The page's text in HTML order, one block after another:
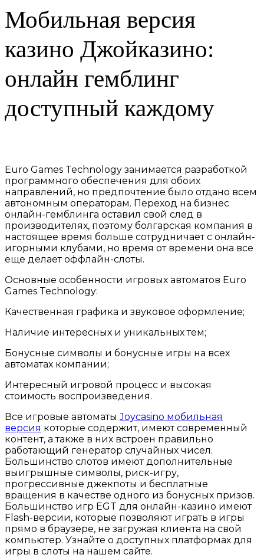
Мобильная версия
казино Джойказино:
онлайн гемблинг
доступный каждому
Euro Games Technology занимается разработкой
программного обеспечения для обоих
направлений, но предпочтение было отдано всем
автономным операторам. Переход на бизнес
онлайн-гемблинга оставил свой след в
производителях, поэтому болгарская компания в
настоящее время больше сотрудничает с онлайн-
игорными клубами, но время от времени она все
еще делает оффлайн-слоты.
Основные особенности игровых автоматов Euro
Games Technology:
Качественная графика и звуковое оформление;
Наличие интересных и уникальных тем;
Бонусные символы и бонусные игры на всех
автоматах компании;
Интересный игровой процесс и высокая
стоимость воспроизведения.
Все игровые автоматыJoycasino мобильная
версия которые содержит, имеют современный
контент, а также в них встроен правильно
работающий генератор случайных чисел.
Большинство слотов имеют дополнительные
выигрышные символы, риск-игру,
прогрессивные джекпоты и бесплатные
вращения в качестве одного из бонусных призов.
Большинство игр EGT для онлайн-казино имеют
Flash-версии, которые позволяют играть в игры
прямо в браузере, не загружая клиента на свой
компьютер. Узнайте о доступных платформах для
игры в слоты на нашем сайте.